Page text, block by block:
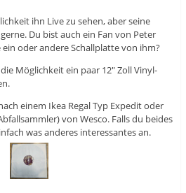
ihn Live zu sehen, aber seine
Du bist auch ein Fan von Peter
oder andere Schallplatte von ihm?
Möglichkeit ein paar 12″ Zoll Vinyl-
einem Ikea Regal Typ Expedit oder
von Wesco. Falls du beides
was anderes interessantes an.